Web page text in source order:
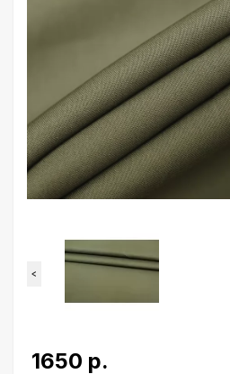
<
1650 р.